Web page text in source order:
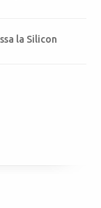
la Silicon